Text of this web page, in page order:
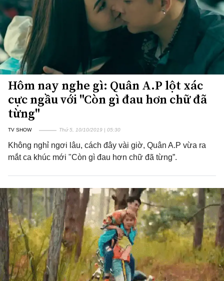
Hôm nay nghe gì: Quân A.P lột xác
cực ngầu với "Còn gì đau hơn chữ đã
từng"
TV SHOW Thứ 5, 10/10/2019 | 05:30
Không nghỉ ngơi lâu, cách đây vài giờ, Quân A.P vừa ra
mắt ca khúc mới "Còn gì đau hơn chữ đã từng”.